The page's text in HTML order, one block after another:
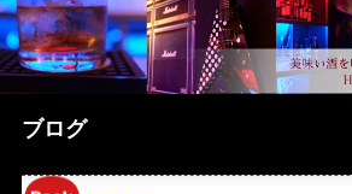
店舗情報
ブログ
お問い合わせ
ブログ